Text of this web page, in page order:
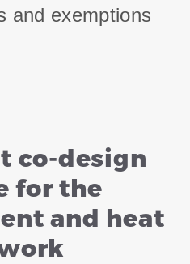
and exemptions
co-design
for the
and heat